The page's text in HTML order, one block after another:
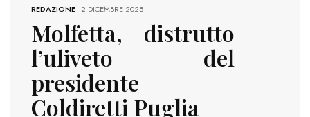
REDAZIONE-2 DICEMBRE 2025
Molfetta, distrutto
l’uliveto del
presidente
Coldiretti Puglia